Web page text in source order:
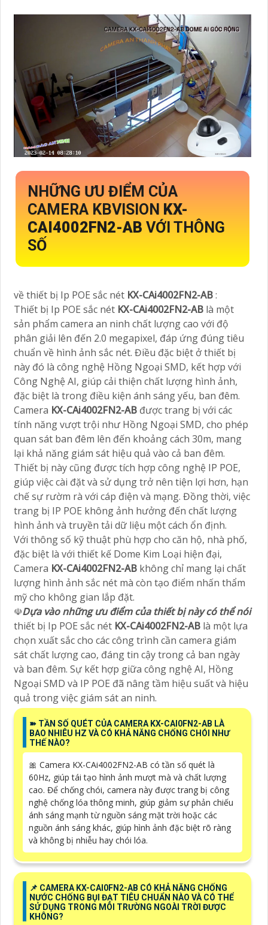
NHỮNG ƯU ĐIỂM CỦA
CAMERA KBVISION KX-
CAI4002FN2-AB VỚI THÔNG
SỐ
về thiết bị Ip POE sắc nét KX-CAi4002FN2-AB:
Thiết bị Ip POE sắc nét KX-CAi4002FN2-AB là một
sản phẩm camera an ninh chất lượng cao với độ
phân giải lên đến 2.0 megapixel, đáp ứng đúng tiêu
chuẩn về hình ảnh sắc nét. Điều đặc biệt ở thiết bị
này đó là công nghệ Hồng Ngoại SMD, kết hợp với
Công Nghệ AI, giúp cải thiện chất lượng hình ảnh,
đặc biệt là trong điều kiện ánh sáng yếu, ban đêm.
Camera KX-CAi4002FN2-AB được trang bị với các
tính năng vượt trội như Hồng Ngoại SMD, cho phép
quan sát ban đêm lên đến khoảng cách 30m, mang
lại khả năng giám sát hiệu quả vào cả ban đêm.
Thiết bị này cũng được tích hợp công nghệ IP POE,
giúp việc cài đặt và sử dụng trở nên tiện lợi hơn, hạn
chế sự rườm rà với cáp điện và mạng. Đồng thời, việc
trang bị IP POE không ảnh hưởng đến chất lượng
hình ảnh và truyền tải dữ liệu một cách ổn định.
Với thông số kỹ thuật phù hợp cho căn hộ, nhà phố,
đặc biệt là với thiết kế Dome Kim Loại hiện đại,
Camera KX-CAi4002FN2-AB không chỉ mang lại chất
lượng hình ảnh sắc nét mà còn tạo điểm nhấn thẩm
mỹ cho không gian lắp đặt.
☫Dựa vào những ưu điểm của thiết bị này có thể nói
thiết bị Ip POE sắc nét KX-CAi4002FN2-AB là một lựa
chọn xuất sắc cho các công trình cần camera giám
sát chất lượng cao, đáng tin cậy trong cả ban ngày
và ban đêm. Sự kết hợp giữa công nghệ AI, Hồng
Ngoại SMD và IP POE đã nâng tầm hiệu suất và hiệu
quả trong việc giám sát an ninh.
➽ TẦN SỐ QUÉT CỦA CAMERA KX-CAI0FN2-AB LÀ
BAO NHIÊU HZ VÀ CÓ KHẢ NĂNG CHỐNG CHÓI NHƯ
THẾ NÀO?
🎀 Camera KX-CAi4002FN2-AB có tần số quét là
60Hz, giúp tái tạo hình ảnh mượt mà và chất lượng
cao. Để chống chói, camera này được trang bị công
nghệ chống lóa thông minh, giúp giảm sự phản chiếu
ánh sáng mạnh từ nguồn sáng mặt trời hoặc các
nguồn ánh sáng khác, giúp hình ảnh đặc biệt rõ ràng
và không bị nhiễu hay chói lóa.
📌 CAMERA KX-CAI0FN2-AB CÓ KHẢ NĂNG CHỐNG
NƯỚC CHỐNG BỤI ĐẠT TIÊU CHUẨN NÀO VÀ CÓ THỂ
SỬ DỤNG TRONG MÔI TRƯỜNG NGOÀI TRỜI ĐƯỢC
KHÔNG?